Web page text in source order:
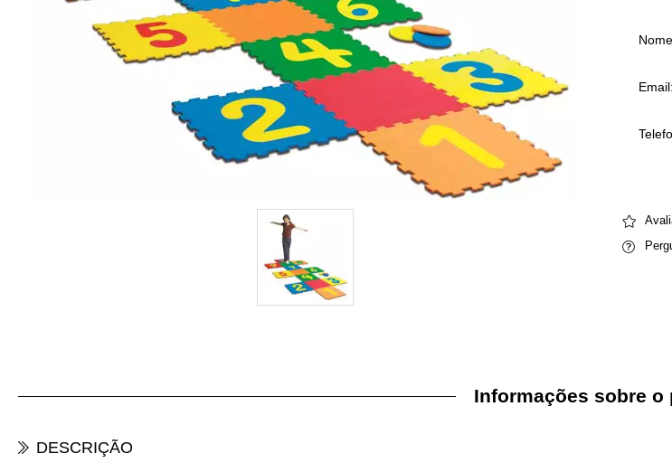
Email:
Informações sobre o
DESCRIÇÃO